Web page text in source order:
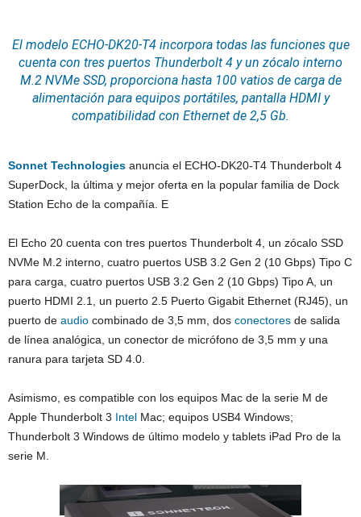
El modelo ECHO-DK20-T4 incorpora todas las funciones que
cuenta con tres puertos Thunderbolt 4 y un zócalo interno
M.2 NVMe SSD, proporciona hasta 100 vatios de carga de
alimentación para equipos portátiles, pantalla HDMIy
compatibilidad con Ethernet de 2,5 Gb.
Sonnet Technologies anuncia el ECHO-DK20-T4 Thunderbolt 4
SuperDock, la última y mejor oferta en la popular familia de Dock
Station Echo de la compañía. E
El Echo 20 cuenta con tres puertos Thunderbolt 4, un zócalo SSD
NVMe M.2 interno, cuatro puertos USB 3.2 Gen 2 (10 Gbps) Tipo C
para carga, cuatro puertos USB 3.2 Gen 2 (10 Gbps) Tipo A, un
puerto HDMI 2.1, un puerto 2.5 Puerto Gigabit Ethernet (RJ45), un
puerto de audio combinado de 3,5 mm, dos conectores de salida
de línea analógica, un conector de micrófono de 3,5 mm y una
ranura para tarjeta SD 4.0.
Asimismo, es compatible con los equipos Mac de la serie M de
Apple Thunderbolt 3 Intel Mac; equipos USB4 Windows;
Thunderbolt 3 Windows de último modelo y tablets iPad Pro de la
serie M.